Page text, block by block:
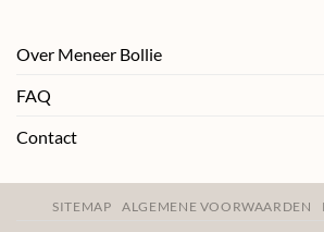
Over Meneer Bollie
FAQ
Contact
SITEMAP ALGEMENE VOORWAARDEN